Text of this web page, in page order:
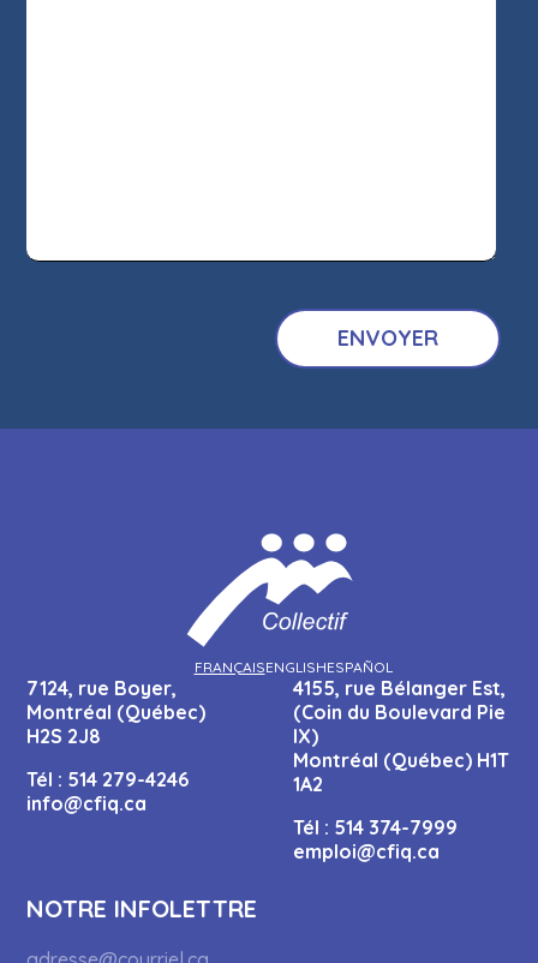
FRANÇAISENGLISHESPAÑOL
7124, rue Boyer,
Montréal (Québec)
H2S 2J8
Tél : 514 279-4246
info@cfiq.ca
4155, rue Bélanger Est,
(Coin du Boulevard Pie
IX)
Montréal (Québec) H1T
1A2
Tél : 514 374-7999
emploi@cfiq.ca
NOTRE INFOLETTRE